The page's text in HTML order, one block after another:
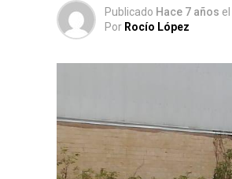
Publicado Hace 7 años el
Por Rocío López